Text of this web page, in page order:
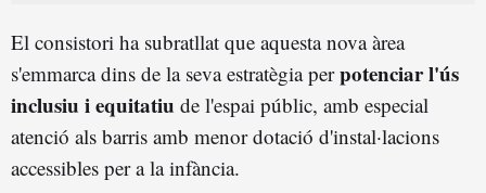
El consistori ha subratllat que aquesta nova àrea
s'emmarca dins de la seva estratègia perpotenciar l'ús
inclusiu i equitatiu de l'espai públic, amb especial
atenció als barris amb menor dotació d'instal·lacions
accessibles per a la infància.